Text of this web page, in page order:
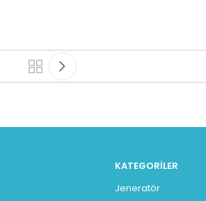
KATEGORILER
Jeneratör